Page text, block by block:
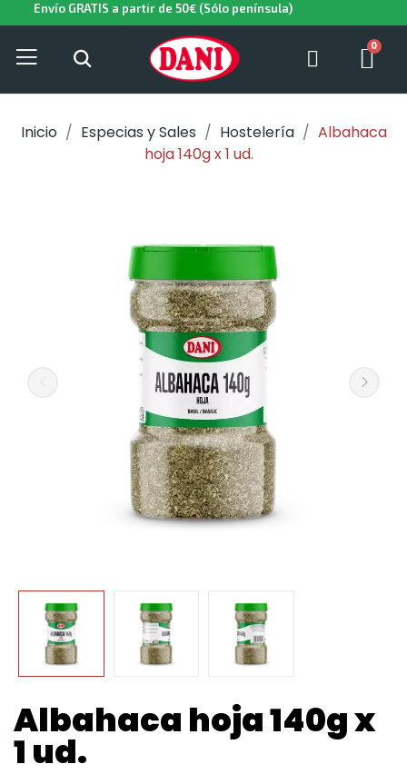
Envío GRATIS a partir de 50€ (Sólo península)
Inicio Especias y Sales Hostelería
Albahaca
hoja 140g x 1 ud.
Albahaca hoja 140g x
1 ud.